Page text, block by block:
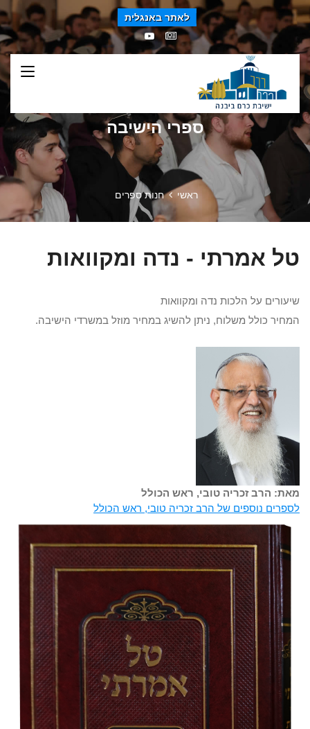
לאתר באנגלית
ספרי הישיבה
ראשי חנות ספרים
טל אמרתי - נדה ומקוואות
שיעורים על הלכות נדה ומקוואות
המחיר כולל משלוח, ניתן להשיג במחיר מוזל במשרדי הישיבה.
מאת: הרב זכריה טובי, ראש הכולל
לספרים נוספים של הרב זכריה טובי, ראש הכולל